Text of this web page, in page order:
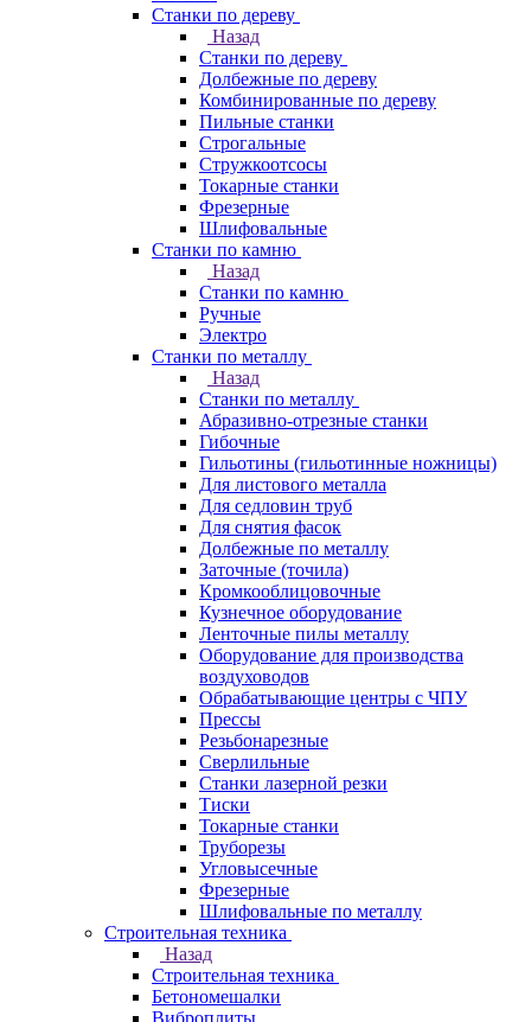
Станки по дереву
Назад
Станки по дереву
Долбежные по дереву
Комбинированные по дереву
Пильные станки
Строгальные
Стружкоотсосы
Токарные станки
Фрезерные
Шлифовальные
Станки по камню
Назад
Станки по камню
Ручные
Электро
Станки по металлу
Назад
Станки по металлу
Абразивно-отрезные станки
Гибочные
Гильотины (гильотинные ножницы)
Для листового металла
Для седловин труб
Для снятия фасок
Долбежные по металлу
Заточные (точила)
Кромкооблицовочные
Кузнечное оборудование
Ленточные пилы металлу
Оборудование для производства
воздуховодов
Обрабатывающие центры с ЧПУ
Прессы
Резьбонарезные
Сверлильные
Станки лазерной резки
Тиски
Токарные станки
Труборезы
Угловысечные
Фрезерные
Шлифовальные по металлу
Строительная техника
Назад
Строительная техника
Бетономешалки
Виброплиты